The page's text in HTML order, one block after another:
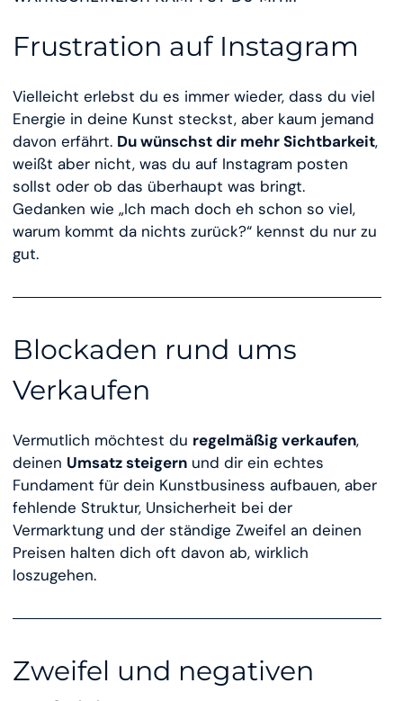
Frustration auf Instagram
Vielleicht erlebst du es immer wieder, dass du viel
Energie in deine Kunst steckst, aber kaum jemand
davon erfährt. Du wünschst dir mehr Sichtbarkeit,
weißt aber nicht, was du auf Instagram posten
sollst oder ob das überhaupt was bringt.
Gedanken wie „Ich mach doch eh schon so viel,
warum kommt da nichts zurück?“ kennst du nur zu
gut.
Blockaden rund ums
Verkaufen
Vermutlich möchtest du regelmäßig verkaufen,
deinen Umsatz steigern und dir ein echtes
Fundament für dein Kunstbusiness aufbauen, aber
fehlende Struktur, Unsicherheit bei der
Vermarktung und der ständige Zweifel an deinen
Preisen halten dich oft davon ab, wirklich
loszugehen.
Zweifel und negativen